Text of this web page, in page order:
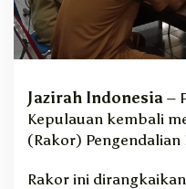
a
k
o
I
n
f
a
Jazirah Indonesia –
Kepulauan kembali
(Rakor) Pengendalian
Rakor ini